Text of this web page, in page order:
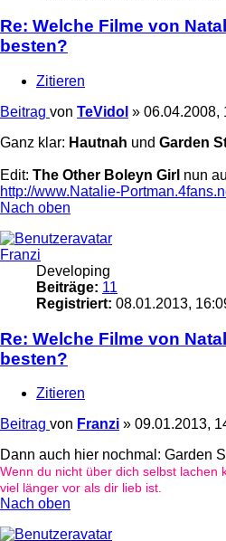
Re: Welche Filme von
besten?
Zitieren
Beitrag von TeVidol » 06.04.2008,
Ganz klar: Hautnah und Garden
Edit: The Other Boleyn Girl nun
http://www.Natalie-
Nach oben
Franzi
Developing
Beiträge: 11
Registriert: 08.01.2013,
Re: Welche Filme von
besten?
Zitieren
Beitrag von Franzi » 09.01.2013,
Dann auch hier nochmal: Garden
Wenn du nicht über dich selbst lachen
viel länger vor als dir lieb ist.
Nach oben